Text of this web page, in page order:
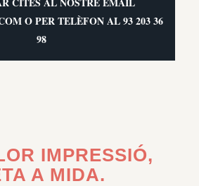
O PER TELÈFON AL 93 203 36
98
IMPRESSIÓ,
A MIDA.